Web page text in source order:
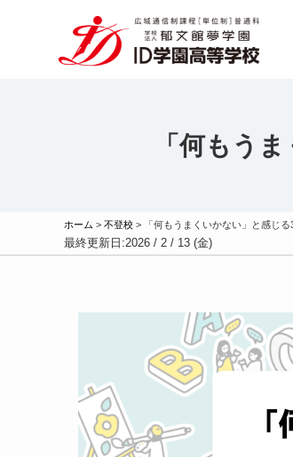
「何もう
ホーム > 不登校 > 「何もうまくいかない」と感じ
最終更新日:2026 / 2 / 13 (金)